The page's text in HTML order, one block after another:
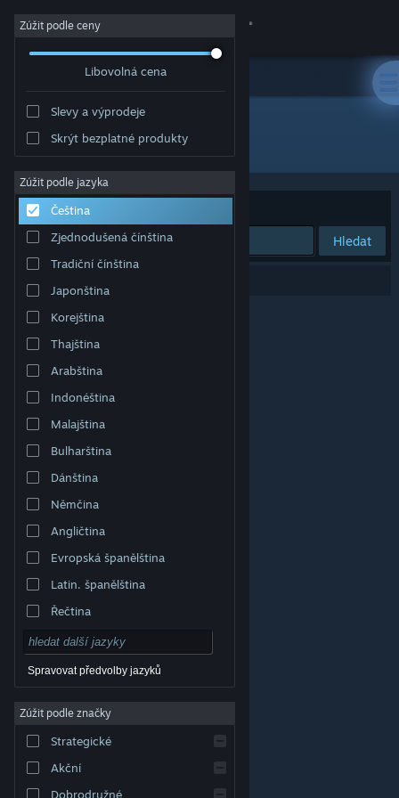
Přihlásit se
Komunita
Informace
Podpora
Změnit jazyk
Mobilní aplikace služby Steam
Desktopová verze stránky
© Valve Corporation. Všechna práva vyhrazena.
příslušných subjektů v USA a dalších zemích.
Smlouva o užívání služby Steam
Cookies
Zúžit podle ceny
Libovolná cena
Slevy a výprodeje
Skrýt bezplatné produkty
Zúžit podle jazyka
Čeština
Zjednodušená čínština
Tradiční čínština
Japonština
Korejština
Thajština
Arabština
Indonéština
Malajština
Bulharština
Dánština
Němčina
Angličtina
Evropská španělština
Latin. španělština
Řečtina
Spravovat předvolby jazyků
Zúžit podle značky
Strategické
Akční
Dobrodružné
Vývojář: Scenario Software
Seřadit podle
Hledat